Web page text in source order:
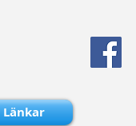
Länkar